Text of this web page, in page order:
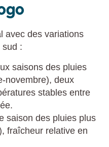
avec des variations
sud :
saisons des pluies
novembre), deux
stables entre
saison des pluies plus
fraîcheur relative en